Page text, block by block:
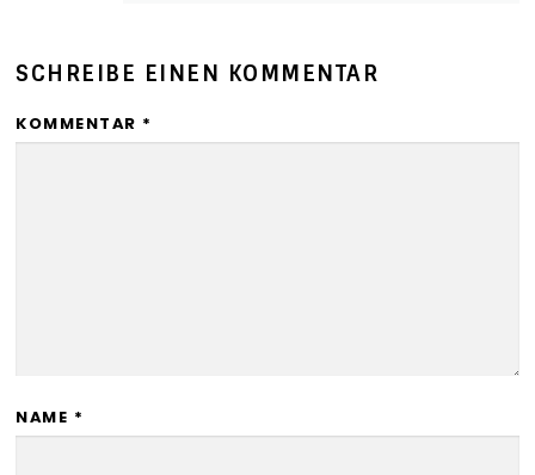
SCHREIBE EINEN KOMMENTAR
KOMMENTAR *
NAME *